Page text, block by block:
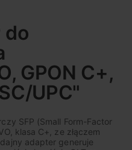
do
GPON C+,
UPC"
SFP (Small Form-Factor
klasa C+, ze złączem
adapter generuje